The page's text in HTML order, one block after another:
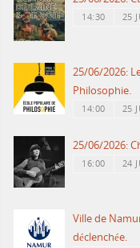
14:30 25
25/06/2026:
Philosophie.
14:00 25
25/06/2026:
16:00 24
Ville de
déclenchée.